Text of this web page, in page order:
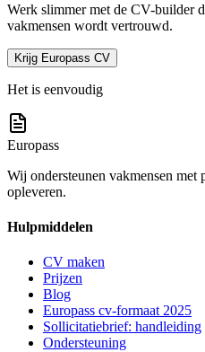
Werk slimmer met de CV-builder
vakmensen wordt vertrouwd.
Krijg Europass CV
Het is eenvoudig
Europass
Wij ondersteunen vakmensen met
opleveren.
Hulpmiddelen
CV maken
Prijzen
Blog
Europass cv-formaat 2025
Sollicitatiebrief: handleiding
Ondersteuning